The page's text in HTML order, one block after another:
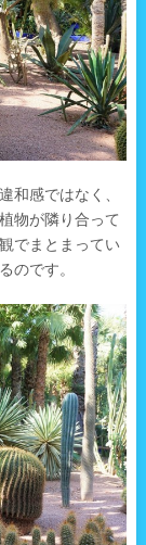
和感ではなく、
物が隣り合って
でまとまってい
のです。